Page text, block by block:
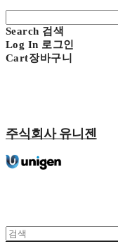
Search 검색
Log In 로그인
Cart장바구니
주식회사 유니젠